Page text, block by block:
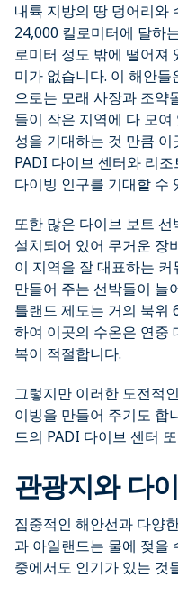
내륙 지방의 땅 덩어리와
24,000 킬로미터에 달하
로미터 정도 밖에 떨어져
미가 없습니다. 이 해안
으로는 모래 사장과 조약
들이 작은 지역에 다 모
성을 기대하는 것 만큼
PADI 다이브 센터와 리
다이빙 인구를 기대할 수
또한 많은 다이브 보트
설치되어 있어 무거운 장
이 지역을 잘 대표하는
만들어 주는 선박들이 늘
틀랜드 제도는 거의 북위
하여 이곳의 수온은 연중
복이 적절합니다.
그렇지만 이러한 도전적
이빙을 만들어 주기도 합
드의 PADI 다이브 센터
관광지와 다
집중적인 해안선과 다양
과 아일랜드는 물에 젖을
중에서도 인기가 있는 것